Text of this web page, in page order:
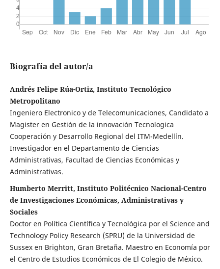
Biografía del autor/a
Andrés Felipe Rúa-Ortiz, Instituto Tecnológico
Metropolitano
Ingeniero Electronico y de Telecomunicaciones, Candidato a
Magister en Gestión de la innovación Tecnologica
Cooperación y Desarrollo Regional del ITM-Medellín.
Investigador en el Departamento de Ciencias
Administrativas, Facultad de Ciencias Económicas y
Administrativas.
Humberto Merritt, Instituto Politécnico Nacional-Centro
de Investigaciones Económicas, Administrativas y
Sociales
Doctor en Política Científica y Tecnológica por el Science and
Technology Policy Research (SPRU) de la Universidad de
Sussex en Brighton, Gran Bretaña. Maestro en Economía por
el Centro de Estudios Económicos de El Colegio de México.